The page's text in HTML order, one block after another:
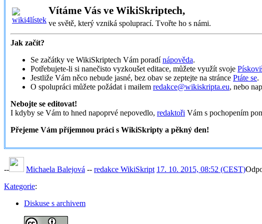
Vítáme Vás ve WikiSkriptech,
ve světě, který vzniká spoluprací. Tvořte ho s námi.
Jak začít?
Se začátky ve WikiSkriptech Vám poradínápověda.
Potřebujete-li si nanečisto vyzkoušet editace, můžete využít svoje
Jestliže Vám něco nebude jasné, bez obav se zeptejte na stránce Ptáte se.
O spolupráci můžete požádat i mailem redakce@wikiskripta.eu, nebo
Nebojte se editovat!
I kdyby se Vám to hned napoprvé nepovedlo, redaktoři Vám s pochopením
Přejeme Vám příjemnou práci s WikiSkripty a pěkný den!
-- Michaela Balejová -- redakce WikiSkript 17. 10. 2015, 08:52 (CEST)
Kategorie:
Diskuse s archivem